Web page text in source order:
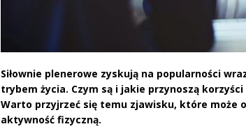
Siłownie plenerowe zyskują na popularności
trybem życia. Czym są i jakie przynoszą
Warto przyjrzeć się temu zjawisku, które może
aktywność fizyczną.